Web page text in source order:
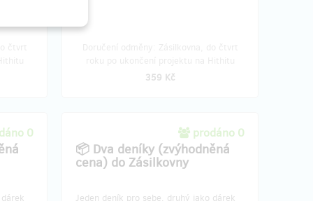
359 Kč
0 prodáno 0
📦 Dva deníky (zvýhodněná
cena) do Zásilkovny
Jeden deník pro sebe, druhý jako dárek